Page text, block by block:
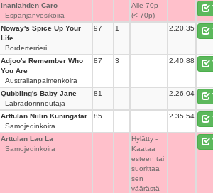
Inanlahden Caro
Espanjanvesikoira
Alle 70p
(< 70p)
Noway's Spice Up Your
Life
Borderterrieri
97 1 2.20,35
Adjoo's Remember Who
You Are
Australianpaimenkoira
87 3 2.40,88
Qubbling's Baby Jane
Labradorinnoutaja
81 2.26,04
Arttulan Niilin Kuningatar
Samojedinkoira
85 2.35,54
Arttulan Lau La
Samojedinkoira
Hylätty -
Kaataa
esteen tai
suorittaa
sen
väärästä